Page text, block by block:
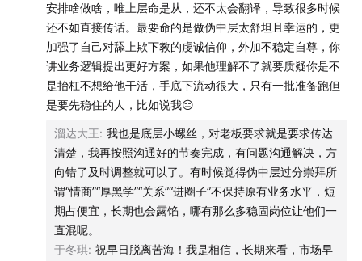
怎么能优雅地让自己的功劳被上级看到，但又不显得自己在
邀功？
管理者不喜欢你替他做判断。老板做判断需要信息，让老板
自己归因，给他展示过程，然后让他看到你的前因后果。
讲清楚说你是怎么发现的，然后发现之后你是怎样做的，在
什么时候看到的数据效果。
按照三段式做的一个陈述，什么数据发生了变化，这是客观
结果。然后这个数据和谁比，然后比别人干得好，这才是你
的牛，是你的功劳。
安排啥做啥，唯上层命是从，还不太会翻译，导致很多时候
还不如直接传话。最要命的是做伪中层太舒坦且幸运的，更
加强了自己对舔上欺下教的虔诚信仰，外加不稳定自尊，你
讲业务逻辑提出更好方案，如果他理解不了就要质疑你是不
是抬杠不想给他干活，手底下流动很大，只有一批准备跑但
是要先稳住的人，比如说我😑
溜达大王: 我也是底层小螺丝，对老板要求就是要求传达
清楚，我再按照沟通好的节奏完成，有问题沟通解决，方
向错了及时调整就可以了。有时候觉得伪中层过分崇拜所
谓“情商”“厚黑学”“关系”“进圈子”不保持原有业务水平，短
期占便宜，长期也会露馅，哪有那么多稳固岗位让他们一
直混呢。
于冬琪: 祝早日脱离苦海！我是相信，长期来看，市场早